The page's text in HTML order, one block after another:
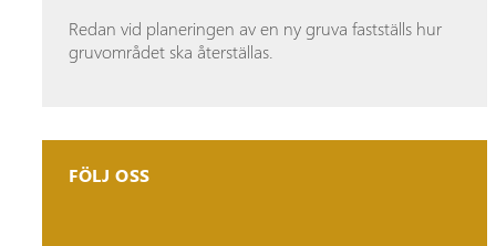
Redan vid planeringen av en ny gruva fastställs hur
gruvområdet ska återställas.
FÖLJ OSS